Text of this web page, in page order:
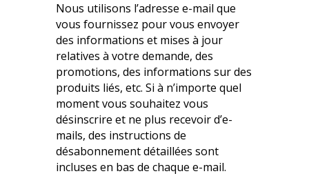
Nous utilisons l’adresse e-mail que
vous fournissez pour vous envoyer
des informations et mises à jour
relatives à votre demande, des
promotions, des informations sur des
produits liés, etc. Si à n’importe quel
moment vous souhaitez vous
désinscrire et ne plus recevoir d’e-
mails, des instructions de
désabonnement détaillées sont
incluses en bas de chaque e-mail.